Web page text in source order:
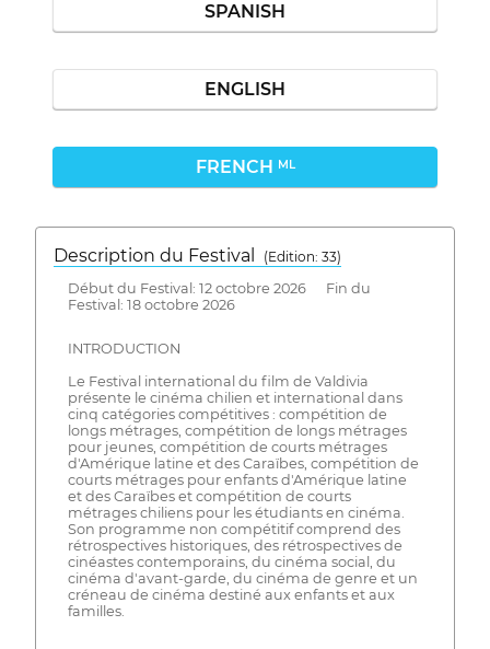
SPANISH
ENGLISH
FRENCH ML
Description du Festival
( Edition: 33)
Début du Festival: 12 octobre 2026 Fin du
Festival: 18 octobre 2026
INTRODUCTION
Le Festival international du film de Valdivia
présente le cinéma chilien et international dans
cinq catégories compétitives : compétition de
longs métrages, compétition de longs métrages
pour jeunes, compétition de courts métrages
d'Amérique latine et des Caraïbes, compétition de
courts métrages pour enfants d'Amérique latine
et des Caraïbes et compétition de courts
métrages chiliens pour les étudiants en cinéma.
Son programme non compétitif comprend des
rétrospectives historiques, des rétrospectives de
cinéastes contemporains, du cinéma social, du
cinéma d'avant-garde, du cinéma de genre et un
créneau de cinéma destiné aux enfants et aux
familles.